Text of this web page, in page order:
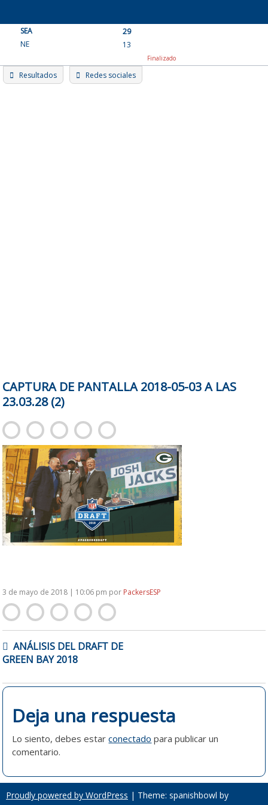
content
SEA
29
NE
13
Finalizado
Resultados Redes sociales
CAPTURA DE PANTALLA 2018-05-03 A LAS
23.03.28 (2)
3 de mayo de 2018 | 10:06 pm por PackersESP
NAVEGACIÓN
DE
ENTRADAS
ANÁLISIS DEL DRAFT DE
GREEN BAY 2018
Deja una respuesta
Lo siento, debes estarconectado para publicar un
comentario.
Proudly powered by WordPress | Theme: spanishbowl by